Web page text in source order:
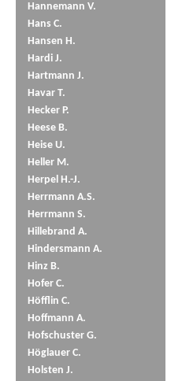
Hannemann V.
Hans C.
Hansen H.
Hardi J.
Hartmann J.
Havar T.
Hecker P.
Heese B.
Heise U.
Heller M.
Herpel H.-J.
Herrmann A.S.
Herrmann S.
Hillebrand A.
Hindersmann A.
Hinz B.
Hofer C.
Höfflin C.
Hoffmann A.
Hofschuster G.
Höglauer C.
Holsten J.